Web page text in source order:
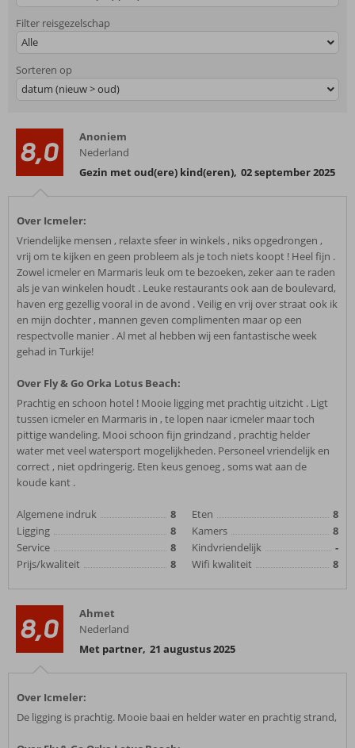
Filter reisgezelschap
Alle
Sorteren op
datum (nieuw > oud)
8,0
Anoniem
Nederland
Gezin met oud(ere) kind(eren), 02 september 2025
Over Icmeler:
Vriendelijke mensen , relaxte sfeer in winkels , niks opgedrongen ,
vrij om te kijken en geen probleem als je toch niets koopt ! Heel fijn .
Zowel icmeler en Marmaris leuk om te bezoeken, zeker aan te raden
als je van winkelen houdt . Leuke restaurants ook aan de boulevard,
haven erg gezellig vooral in de avond . Veilig en vrij over straat ook ik
en mijn dochter , mannen geven complimenten maar op een
respectvolle manier . Al met al hebben wij een fantastische week
gehad in Turkije!
Over Fly & Go Orka Lotus Beach:
Prachtig en schoon hotel ! Mooie ligging met prachtig uitzicht . Ligt
tussen icmeler en Marmaris in , te lopen naar icmeler maar toch
pittige wandeling. Mooi schoon fijn grindzand , prachtig helder
water met veel watersport mogelijkheden. Personeel vriendelijk en
correct , niet opdringerig. Eten keus genoeg , soms wat aan de
koude kant .
Algemene indruk
8
Ligging
8
Service
8
Prijs/kwaliteit
8
Eten
8
Kamers
8
Kindvriendelijk
-
Wifi kwaliteit
8
8,0
Ahmet
Nederland
Met partner, 21 augustus 2025
Over Icmeler:
De ligging is prachtig. Mooie baai en helder water en prachtig strand,